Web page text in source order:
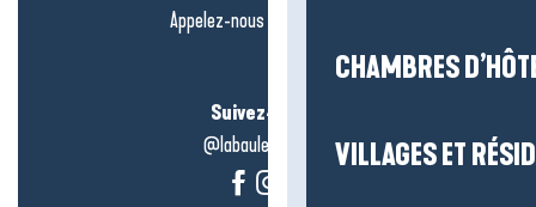
CHAMBRES
VILLAGES ET
Appelez-nous en
Suivez-nous !
@labauleguérande